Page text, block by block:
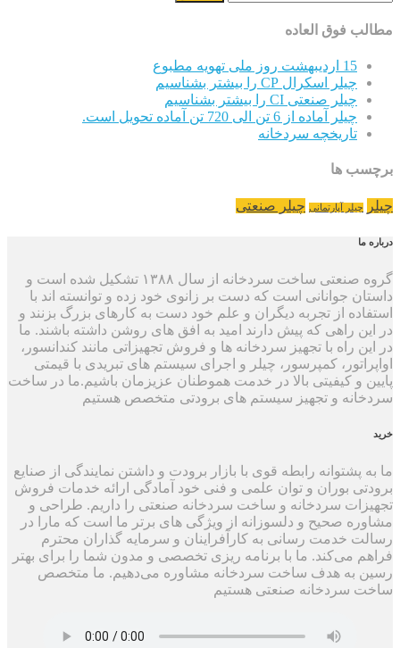
مطالب فوق العاده
15 اردیبهشت روز ملی تهویه مطبوع
چیلر اسکرال CP را بیشتر بشناسیم
چیلر صنعتی CI را بیشتر بشناسیم
چیلر آماده از 6 تن الی 720 تن آماده تحویل است.
تاریخچه سردخانه
برچسب ها
چیلر چیلر آپارتمانی چیلر صنعتی
درباره ما
گروه صنعتی ساخت سردخانه از سال ۱۳۸۸ تشکیل شده است و
داستان جوانانی است که دست بر زانوی خود زده و توانسته اند با
استفاده از تجربه دیگران و علم خود دست به کارهای بزرگ بزنند و
در این راهی که پیش دارند امید به افق های روشن داشته باشند. ما
در این راه با تجهیز سردخانه ها و فروش تجهیزاتی مانند کندانسور،
اواپراتور، کمپرسور، چیلر و اجرای سیستم های تبریدی با قیمتی
پایین و کیفیتی بالا در خدمت هموطنان عزیزمان باشیم.ما در ساخت
سردخانه و تجهیز سیستم های برودتی متخصص هستیم
خرید
ما به پشتوانه رابطه قوی با بازار برودت و داشتن نمایندگی از صنایع
برودتی بوران و توان علمی و فنی خود آمادگی ارائه خدمات فروش
تجهیزات سردخانه و ساخت سردخانه صنعتی را داریم. طراحی و
مشاوره صحیح و دلسوزانه از ویژگی های برتر ما است که مارا در
رسالت خدمت رسانی به کارآفراینان و سرمایه گذاران محترم
فراهم می‌کند. ما با برنامه ریزی تخصصی و مدون شما را برای بهتر
رسین به هدف ساخت سردخانه مشاوره می‌دهیم. ما متخصص
ساخت سردخانه صنعتی هستیم